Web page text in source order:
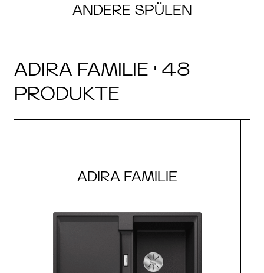
ANDERE SPÜLEN
ADIRA FAMILIE · 48
PRODUKTE
ADIRA FAMILIE